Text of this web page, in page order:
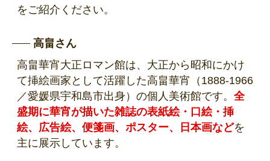
をご紹介ください。
高畠さん
高畠華宵大正ロマン館は、大正から昭和にかけ
て挿絵画家として活躍した高畠華宵（1888-1966
／愛媛県宇和島市出身）の個人美術館です。 全
盛期に華宵が描いた雑誌の表紙絵・口絵・挿
絵、広告絵、便箋画、ポスター、日本画などを
主に展示しています。